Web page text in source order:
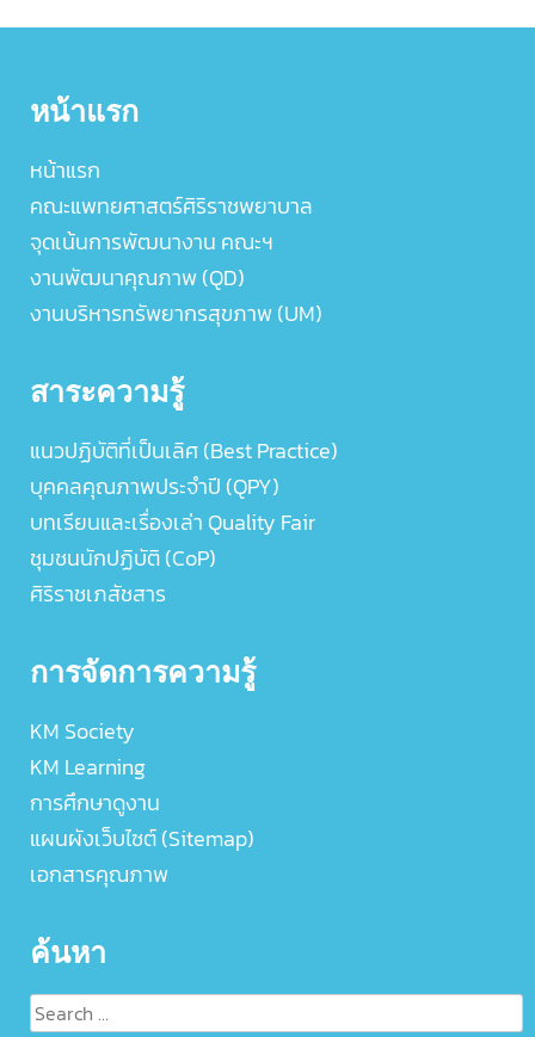
หน้าแรก
หน้าแรก
คณะแพทยศาสตร์ศิริราชพยาบาล
จุดเน้นการพัฒนางาน คณะฯ
งานพัฒนาคุณภาพ (QD)
งานบริหารทรัพยากรสุขภาพ (UM)
สาระความรู้
แนวปฏิบัติที่เป็นเลิศ (Best Practice)
บุคคลคุณภาพประจำปี (QPY)
บทเรียนและเรื่องเล่า Quality Fair
ชุมชนนักปฏิบัติ (CoP)
ศิริราชเภสัชสาร
การจัดการความรู้
KM Society
KM Learning
การศึกษาดูงาน
แผนผังเว็บไซต์ (Sitemap)
เอกสารคุณภาพ
ค้นหา
Search